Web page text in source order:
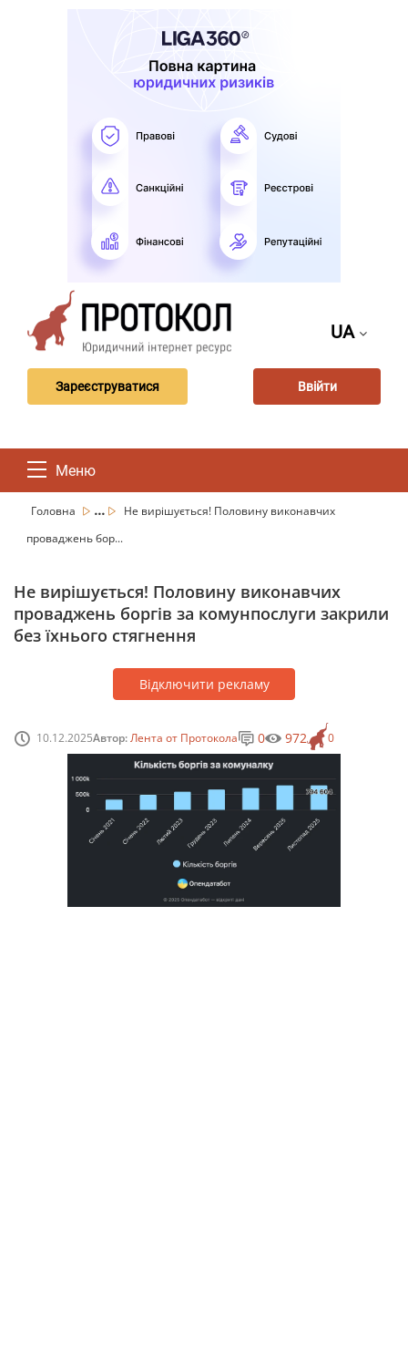
UA
Зареєструватися Ввійти
Меню
Головна ...
Не вирішується! Половину виконавчих
проваджень бор...
Не вирішується! Половину виконавчих
проваджень боргів за комунпослуги закрили
без їхнього стягнення
Відключити рекламу
10.12.2025Автор:Лента от Протокола 0
0 972